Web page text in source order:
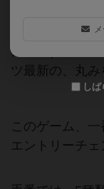
来月、日本語
ンド。(言語ゼ
ツ最新の、丸み
このゲーム、
エントリーチェ
し